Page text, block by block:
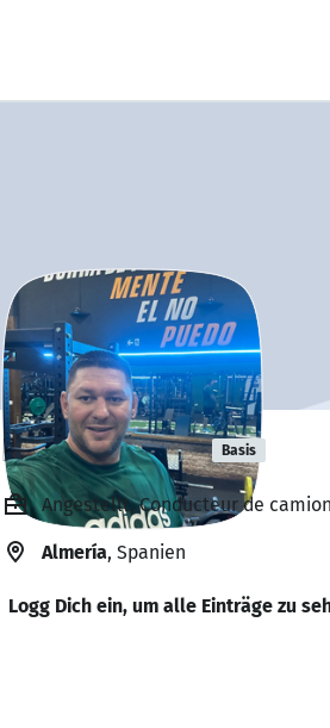
Lucian Agape Basis
Angestellt, Conducteur de
Almería, Spanien
Logg Dich ein, um alle Einträge zu